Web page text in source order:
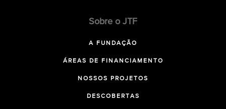
Sobre o JTF
A FUNDAÇÃO
ÁREAS DE FINANCIAMENTO
NOSSOS PROJETOS
DESCOBERTAS